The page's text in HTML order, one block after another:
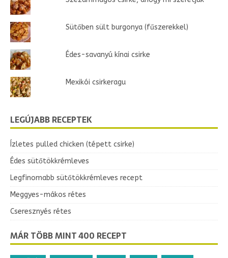
Sütőben sült burgonya (fűszerekkel)
Édes-savanyú kínai csirke
Mexikói csirkeragu
LEGÚJABB RECEPTEK
Ízletes pulled chicken (tépett csirke)
Édes sütőtökkrémleves
Legfinomabb sütőtökkrémleves recept
Meggyes-mákos rétes
Cseresznyés rétes
MÁR TÖBB MINT 400 RECEPT